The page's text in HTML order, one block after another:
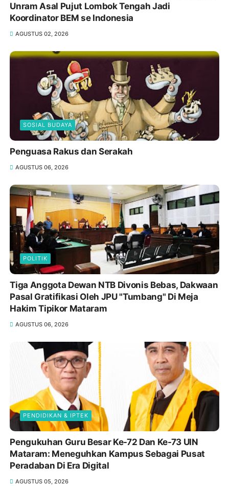
Unram Asal Pujut Lombok Tengah Jadi
Koordinator BEM se Indonesia
AGUSTUS 02, 2026
SOSIAL BUDAYA
Penguasa Rakus dan Serakah
AGUSTUS 06, 2026
POLITIK
Tiga Anggota Dewan NTB Divonis Bebas, Dakwaan
Pasal Gratifikasi Oleh JPU "Tumbang" Di Meja
Hakim Tipikor Mataram
AGUSTUS 06, 2026
PENDIDIKAN & IPTEK
Pengukuhan Guru Besar Ke-72 Dan Ke-73 UIN
Mataram: Meneguhkan Kampus Sebagai Pusat
Peradaban Di Era Digital
AGUSTUS 05, 2026